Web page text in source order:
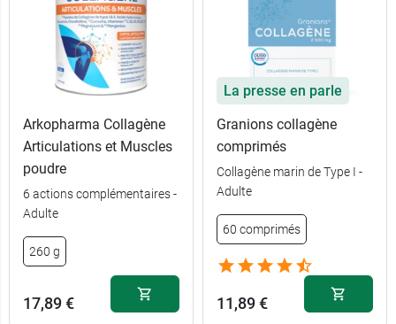
Arkopharma Collagène
Articulations et Muscles
poudre
6 actions complémentaires -
Adulte
260 g
17,89 €
La presse en parle
Granions collagène
comprimés
Collagène marin de Type I -
Adulte
60 comprimés
11,89 €